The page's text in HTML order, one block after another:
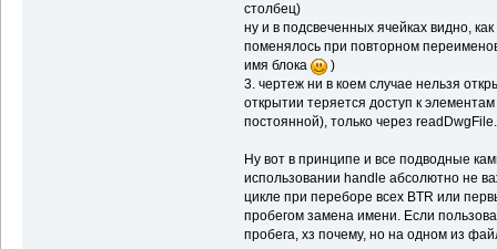
столбец)
ну и в подсвеченных ячейках видно,
поменялось при повторном
имя блока
)
3. чертеж ни в коем случае нельзя
открытии теряется доступ к
постоянной), только через readDwgFile.
Ну вот в принципе и все подводные
использовании handle абсолютно не
цикле при переборе всех BTR или
пробегом замена имени. Если
пробега, хз почему, но на одном из